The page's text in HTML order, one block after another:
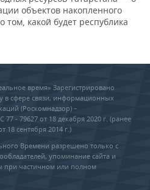
объектов накопленного
какой будет республика
время» Зарегистрировано
в сфере связи, информационных
(Роскомнадзор) –
- 79627 от 18 декабря 2020 г. (ранее
18 сентября 2014 г.)
Времени разрешено только с
упоминание сайта и
при частичном или полном